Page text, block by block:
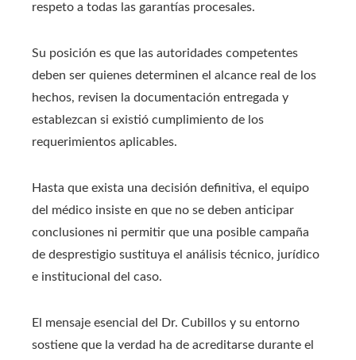
respeto a todas las garantías procesales.
Su posición es que las autoridades competentes
deben ser quienes determinen el alcance real de los
hechos, revisen la documentación entregada y
establezcan si existió cumplimiento de los
requerimientos aplicables.
Hasta que exista una decisión definitiva, el equipo
del médico insiste en que no se deben anticipar
conclusiones ni permitir que una posible campaña
de desprestigio sustituya el análisis técnico, jurídico
e institucional del caso.
El mensaje esencial del Dr. Cubillos y su entorno
sostiene que la verdad ha de acreditarse durante el